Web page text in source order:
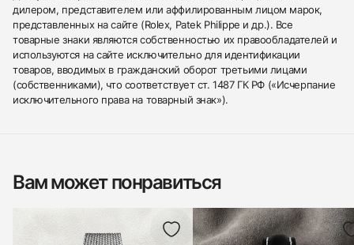
дилером, представителем или аффилированным лицом марок,
представленных на сайте (Rolex, Patek Philippe и др.). Все
товарные знаки являются собственностью их правообладателей и
используются на сайте исключительно для идентификации
товаров, вводимых в гражданский оборот третьими лицами
(собственниками), что соответствует ст. 1487 ГК РФ («Исчерпание
исключительного права на товарный знак»).
Вам может понравиться